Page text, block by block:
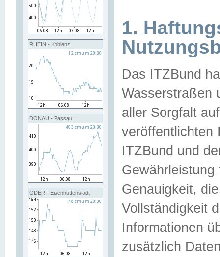
RHEIN - Koblenz
DONAU - Passau
ODER - Eisenhüttenstadt
1.
Das ITZBund
Wasserstraßen
aller Sorgfalt
veröffentlichten
ITZBund und
Genauigkeit,
Vollständigkeit
Informationen
zusätzlich